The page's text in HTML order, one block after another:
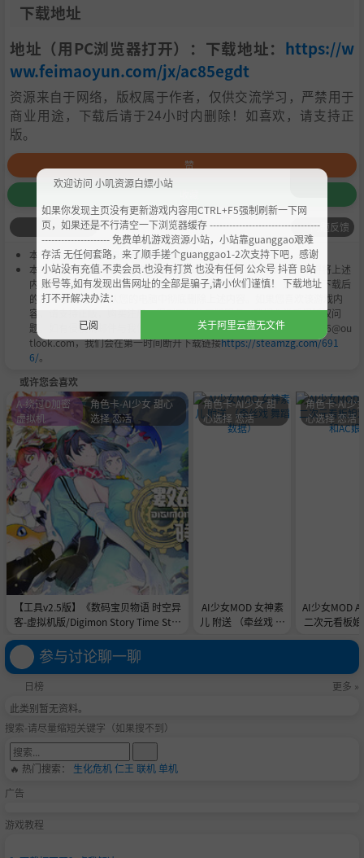
下载地址
地址（用PC浏览器打开）：下载地址： https://w
ww.feimaoyun.com/jx/ac85egdt
资源来自于网络，版权属于作者，仅供交流学习，严禁用于
商业用途，下载后请于24小时内删除！如喜欢，请支持正
版。
赞
问题反馈
本作品是由小叽资源 会员Chobits's 搬运作品.
本站提供的资源转载自国内外各大媒体和网络，仅供试玩体验；不得将上述
内容用于商业或者非法用途，否则，一切后果请用户自负。您必须在下载后
的24个小时之内，从您的电脑中彻底删除上述内容。如果您喜欢该游戏内
容，请支持正版，购买注册，得到更好的正版服务。我们非常重视版权问
题，如有侵权请邮件与我们联系处理。敬请谅解！E-mail：acgbns666@ou
tlook.com，我们会在第一时间断开下载链接https://steamzg.com/691
6/。
或许您会喜欢
【工具v2.5版】《数码宝贝物语 时空异
客-虚拟机版/Digimon Story Time Stra
官中免安装-简中31.1GB
A-绕过D加密
虚拟机
角色卡-AI少女 甜心
选择 恋活
AI少女MOD 女神素
儿 附送 （牵丝戏 舞
角色卡-AI少女 甜
心选择 恋活
AI少女MOD A
二次元看板
角色卡-AI少
心选择 恋活
参与讨论聊一聊
日榜
更多 »
此类别暂无资料。
搜索-请尽量缩短关键字（如果搜不到）
🔥 热门搜索： 生化危机仁王 联机单机
广告
游戏教程
欢迎访问 小叽资源白嫖小站
如果你发现主页没有更新游戏内容用CTRL+F5强制刷新一下网
页，如果还是不行清空一下浏览器缓存 ----------------------------------
--------------------- 免费单机游戏资源小站，小站靠guanggao艰难
存活 无任何套路，来了顺手搓个guanggao1-2次支持下吧，感谢
小站没有充值.不卖会员.也没有打赏 也没有任何 公众号 抖音 B站
账号等,如有发现出售网址的全部是骗子,请小伙们谨慎！ 下载地址
打不开解决办法：
已阅
关于阿里云盘无文件